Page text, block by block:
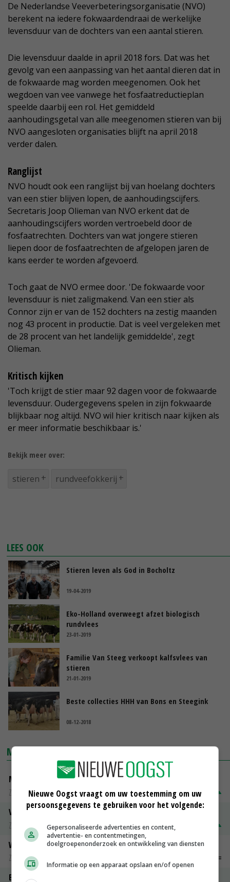
De Nederlandse Veeverbeteringsorganisatie (NVO)
berekent na iedere fokwaardendraai de werkelijke
levensduur van de dochters van een aantal stieren.
Die levensduur daalde in april 2018 fors. Dat was het
gevolg van een aanpassing van het aantal dieren dat in
de fokwaarde mag worden meegenomen. Ook het
wegdoen van vee vanwege het fosfaatreductieplan
speelde daarbij een rol. Het gemiddeld
aanhoudingsgetal van alle meegenomen stieren van bij
NVO aangesloten organisaties blijft na april 2018
verder dalen.
Ranglijst
NVO houdt ook een ranglijst bij van hoelang dochters
van een stier blijven lopen, de aanhoudingscijfers.
Secretaris Joop Olieman van NVO erkent dat de
aanhoudingscijfers worden vertroebeld door de
fosfaatrechten. Dochters van wat jongere stieren
liepen door de fosfaatrechten de afgelopen jaren de
kans eerder te worden afgevoerd.
Toch gaat de NVO ermee door. 'De fokwaarde voor
levensduur is niet zaligmakend. Van een stier als
Connor zijn er van de 152 dochters na zestig maanden
nog 43 procent in productie. Dat is veel vergeleken met
de 28 procent van het landelijk gemiddelde', zegt
Olieman.
Kritisch kijken
'Toch krijgt de stier maar 92 dagen voor de fokwaarde
levensduur. Oudergegevens spelen in zijn fokwaarde
blijkbaar nog altijd. NVO wil hier kritisch naar kijken als
er meer informatie beschikbaar is.'
Bekijk meer over:
stieren rundveefokkerij
LEES OOK
Stieren leven als God in Bocholtz
19-04-2019
Eko-Holland overweegt afzet biologisch
rundvlees
23-01-2019
Familie Van Steeg verkoopt kalfsvlees van
stieren
21-01-2019
Beste collecties HHH van Bons en Steegink
08-12-2018
MARKTPRIJZEN
Magere melkpoeder
Zuivel weekprijzen
€ 269,00 € 7,00
Volle melkpoeder
Zuivel weekprijzen
€ 345,00
Weipoeder
Zuivel weekprijzen
Boeren Gouda 12 kg
Nieuwe Oogst vraagt om uw toestemming om uw
persoonsgegevens te gebruiken voor het volgende:
Gepersonaliseerde advertenties en content,
advertentie- en contentmetingen,
doelgroepenonderzoek en ontwikkeling van diensten
Informatie op een apparaat opslaan en/of openen